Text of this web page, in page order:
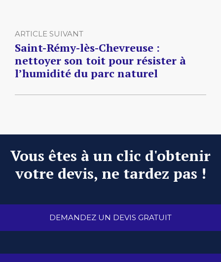
ARTICLE SUIVANT
Saint-Rémy-lès-Chevreuse :
nettoyer son toit pour résister à
l’humidité du parc naturel
Vous êtes à un clic d'obtenir
votre devis, ne tardez pas !
DEMANDEZ UN DEVIS GRATUIT